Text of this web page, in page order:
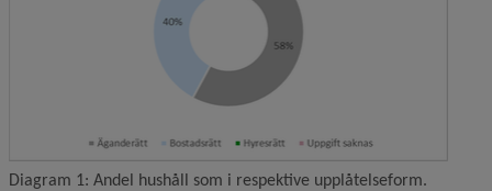
Diagram 1: Andel hushåll som i respektive upplåtelseform.